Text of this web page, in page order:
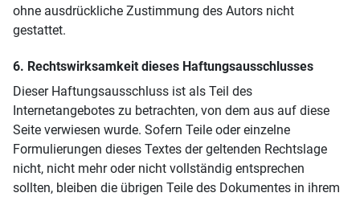
ohne ausdrückliche Zustimmung des Autors nicht
gestattet.
6. Rechtswirksamkeit dieses Haftungsausschlusses
Dieser Haftungsausschluss ist als Teil des
Internetangebotes zu betrachten, von dem aus auf diese
Seite verwiesen wurde. Sofern Teile oder einzelne
Formulierungen dieses Textes der geltenden Rechtslage
nicht, nicht mehr oder nicht vollständig entsprechen
sollten, bleiben die übrigen Teile des Dokumentes in ihrem